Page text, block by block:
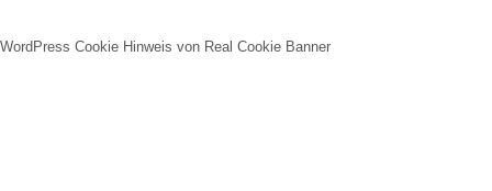
WordPress Cookie Hinweis von Real Cookie Banner